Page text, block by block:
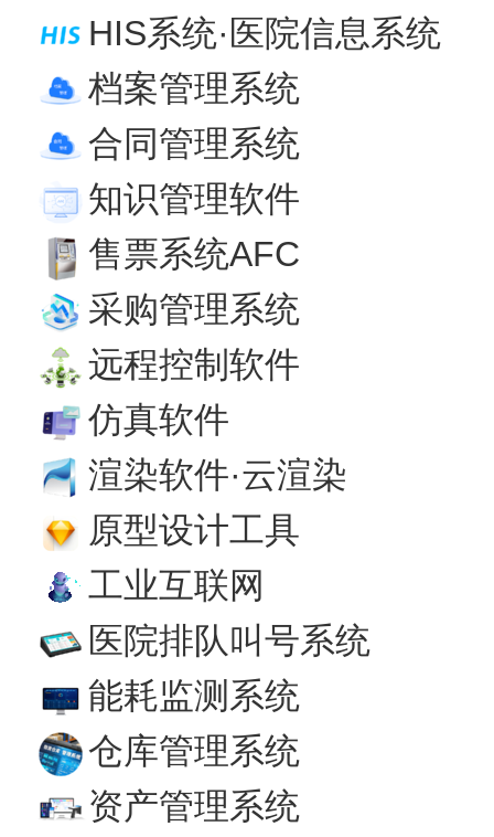
HIS系统·医院信息系统
档案管理系统
合同管理系统
知识管理软件
售票系统AFC
采购管理系统
远程控制软件
仿真软件
渲染软件·云渲染
原型设计工具
工业互联网
医院排队叫号系统
能耗监测系统
仓库管理系统
资产管理系统